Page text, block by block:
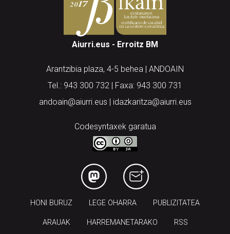
Aiurri.eus - Erroitz BM
Arantzibia plaza, 4-5 behea | ANDOAIN
Tel.: 943 300 732 | Faxa: 943 300 731
andoain@aiurri.eus | idazkaritza@aiurri.eus
Codesyntaxek garatua
HONI BURUZ LEGE OHARRA PUBLIZITATEA
ARAUAK HARREMANETARAKO RSS